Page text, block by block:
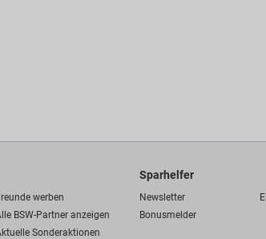
werben
BSW-Partner anzeigen
Sonderaktionen
Sparhelfer
Newsletter
Bonusmelder